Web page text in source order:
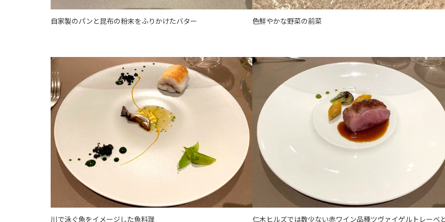
自家製のパンと昆布の粉末をふりかけたバター 色鮮やかな野菜の前菜
川で泳ぐ魚をイメージした魚料理 仁木ヒルズでは数少ない赤ワイン品種ツヴァイゲルトレーベ